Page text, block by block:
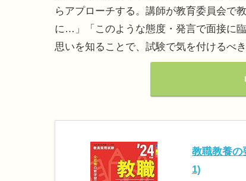
らアプローチする。講師が教育委員会で
に…」「このような態度・発言で面接に
思いを知ることで、試験で気を付けるべ
教職教養の
1)